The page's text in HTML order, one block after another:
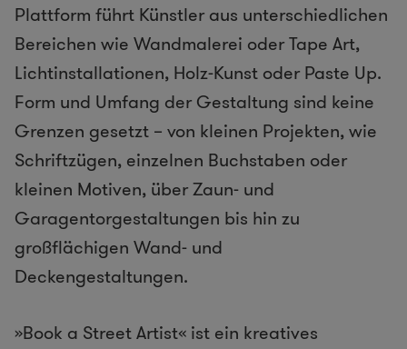
Plattform führt Künstler aus unterschiedlichen
Bereichen wie Wandmalerei oder Tape Art,
Lichtinstallationen, Holz-Kunst oder Paste Up.
Form und Umfang der Gestaltung sind keine
Grenzen gesetzt – von kleinen Projekten, wie
Schriftzügen, einzelnen Buchstaben oder
kleinen Motiven, über Zaun- und
Garagentorgestaltungen bis hin zu
großflächigen Wand- und
Deckengestaltungen.
»Book a Street Artist« ist ein kreatives